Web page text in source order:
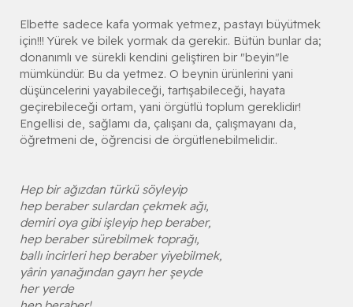
Elbette sadece kafa yormak yetmez, pastayı büyütmek
için!!! Yürek ve bilek yormak da gerekir.. Bütün bunlar da;
donanımlı ve sürekli kendini geliştiren bir "beyin"le
mümkündür. Bu da yetmez. O beynin ürünlerini yani
düşüncelerini yayabileceği, tartışabileceği, hayata
geçirebileceği ortam, yani örgütlü toplum gereklidir!
Engellisi de, sağlamı da, çalışanı da, çalışmayanı da,
öğretmeni de, öğrencisi de örgütlenebilmelidir..
Hep bir ağızdan türkü söyleyip
hep beraber sulardan çekmek ağı,
demiri oya gibi işleyip hep beraber,
hep beraber sürebilmek toprağı,
ballı incirleri hep beraber yiyebilmek,
yârin yanağından gayrı her şeyde
her yerde